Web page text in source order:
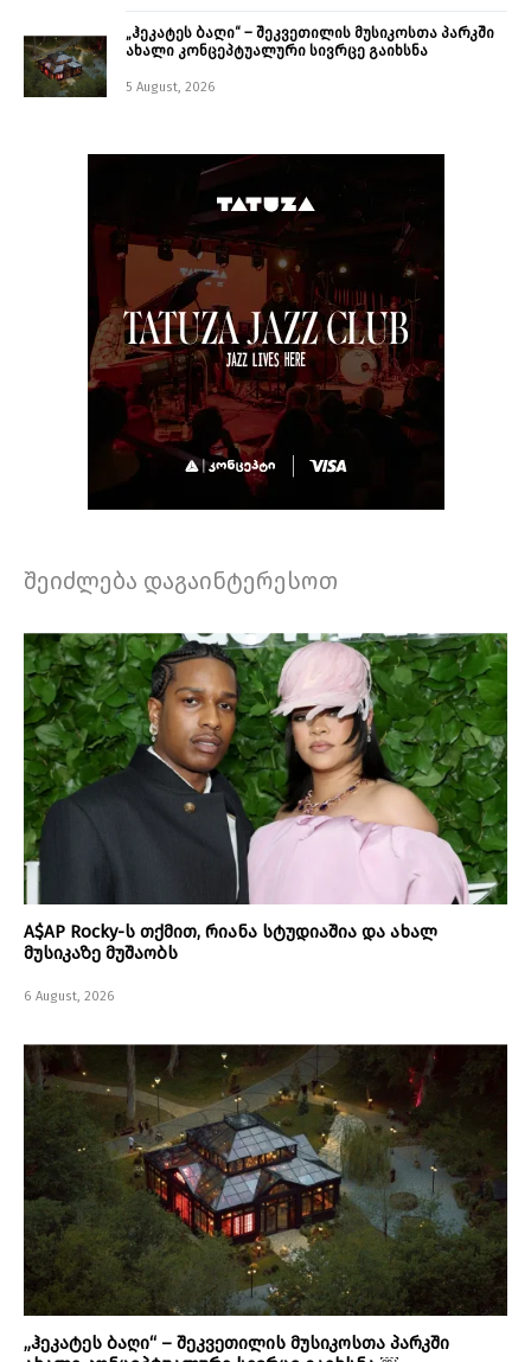
„ჰეკატეს ბაღი“ – შეკვეთილის მუსიკოსთა პარკში
ახალი კონცეპტუალური სივრცე გაიხსნა ￼
5 August, 2026
შეიძლება დაგაინტერესოთ
A$AP Rocky-ს თქმით, რიანა სტუდიაშია და ახალ
მუსიკაზე მუშაობს
6 August, 2026
„ჰეკატეს ბაღი“ – შეკვეთილის მუსიკოსთა პარკში